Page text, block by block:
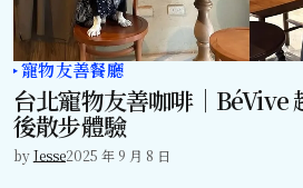
寵物友善餐廳
台北寵物友善咖啡｜
後散步體驗
byJesse2025 年 9 月 8 日